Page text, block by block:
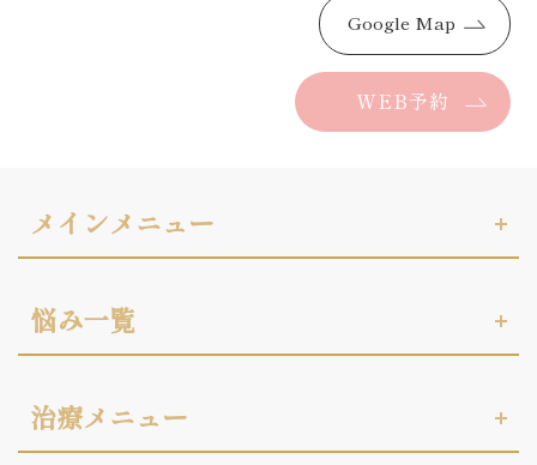
Google Map
WEB予約
メインメニュー
悩み一覧
治療メニュー